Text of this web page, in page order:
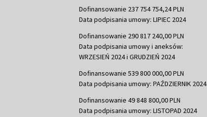
Dofinansowanie 237 754 754,24 PLN
Data podpisania umowy: LIPIEC 2024
Dofinansowanie 290 817 240,00 PLN
Data podpisania umowy i aneksów:
WRZESIEŃ 2024 i GRUDZIEŃ 2024
Dofinansowanie 539 800 000,00 PLN
Data podpisania umowy: PAŹDZIERNIK 2024
Dofinansowanie 49 848 800,00 PLN
Data podpisania umowy: LISTOPAD 2024